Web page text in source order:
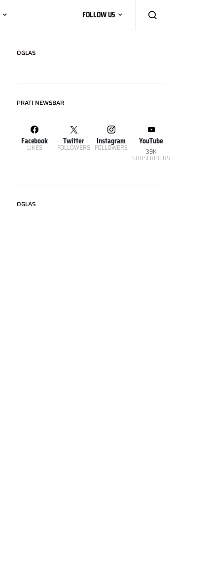
FOLLOW US
OGLAS
PRATI NEWSBAR
Facebook
LIKES
Twitter
FOLLOWERS
Instagram
FOLLOWERS
YouTube
39K
SUBSCRIBERS
OGLAS